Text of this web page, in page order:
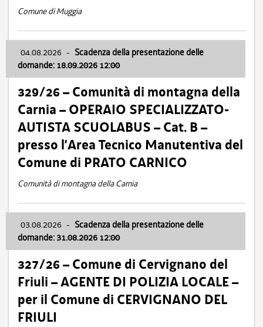
Comune di Muggia
04.08.2026 - Scadenza della presentazione delle
domande: 18.09.2026 12:00
329/26 – Comunità di montagna della
Carnia – OPERAIO SPECIALIZZATO-
AUTISTA SCUOLABUS – Cat. B –
presso l’Area Tecnico Manutentiva del
Comune di PRATO CARNICO
Comunità di montagna della Carnia
03.08.2026 - Scadenza della presentazione delle
domande: 31.08.2026 12:00
327/26 – Comune di Cervignano del
Friuli – AGENTE DI POLIZIA LOCALE –
per il Comune di CERVIGNANO DEL
FRIULI